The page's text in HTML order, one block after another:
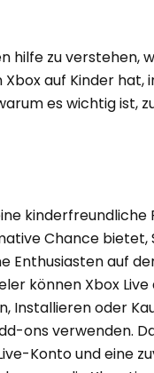
hilfe zu verstehen,
Xbox auf Kinder hat,
es wichtig ist,
kinderfreundliche
Chance bietet,
Enthusiasten auf
können Xbox
Installieren oder
ons verwenden.
Konto und eine